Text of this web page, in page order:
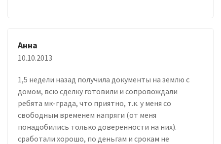
Анна
10.10.2013
1,5 недели назад получила документы на землю с
домом, всю сделку готовили и сопровождали
ребята мк-града, что приятно, т.к. у меня со
свободным временем напряги (от меня
понадобились только доверенности на них).
сработали хорошо, по деньгам и срокам не